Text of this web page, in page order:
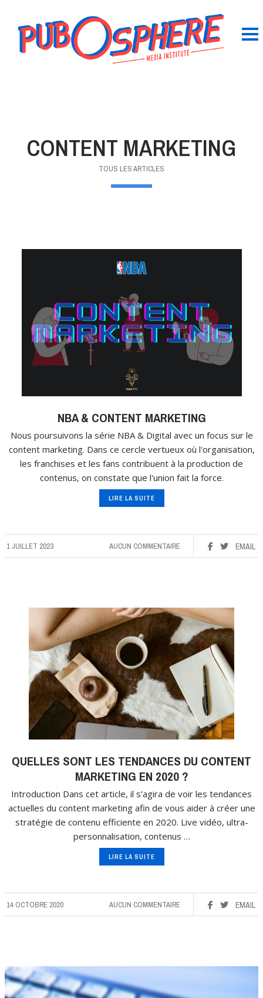
CONTENT MARKETING
TOUS LES ARTICLES
NBA & CONTENT MARKETING
Nous poursuivons la série NBA & Digital avec un focus sur le
content marketing. Dans ce cercle vertueux où l'organisation,
les franchises et les fans contribuent à la production de
contenus, on constate que l'union fait la force.
LIRE LA SUITE
1 JUILLET 2023 EMAIL
AUCUN COMMENTAIRE
QUELLES SONT LES TENDANCES DU CONTENT
MARKETING EN 2020 ?
Introduction Dans cet article, il s’agira de voir les tendances
actuelles du content marketing afin de vous aider à créer une
stratégie de contenu efficiente en 2020. Live vidéo, ultra-
personnalisation, contenus …
LIRE LA SUITE
14 OCTOBRE 2020 EMAIL
AUCUN COMMENTAIRE